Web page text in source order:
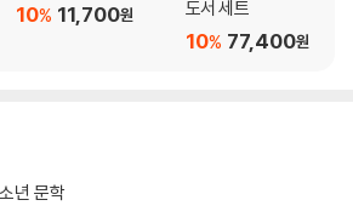
11,700원
10%
도서 세트
77,400원
10%
년 문학